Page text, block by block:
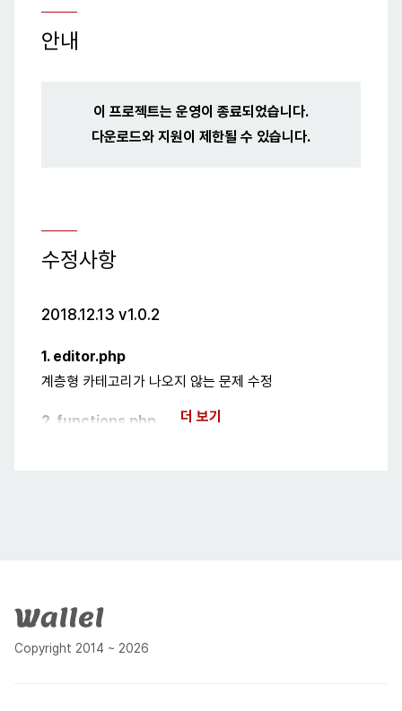
안내
이 프로젝트는 운영이 종료되었습니다.
다운로드와 지원이 제한될 수 있습니다.
수정사항
2018.12.13 v1.0.2
1. editor.php
계층형 카테고리가 나오지 않는 문제 수정
2. functions.php
더 보기
푸터
Copyright 2014 ~ 2026